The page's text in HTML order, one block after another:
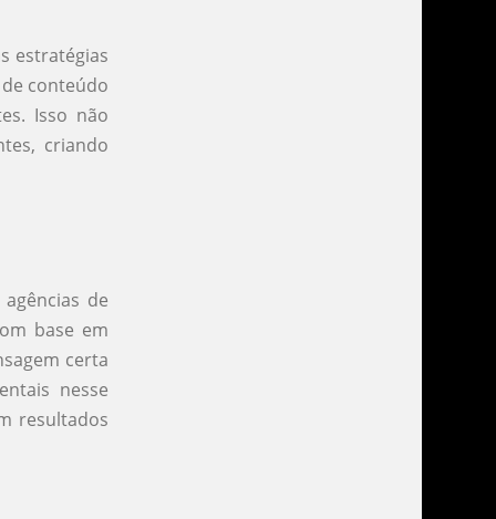
estratégias
de conteúdo
Isso não
criando
de
base em
certa
nesse
resultados